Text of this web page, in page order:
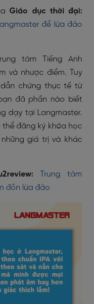
Giáo dục thời đại:
để lừa đảo
tâm Tiếng Anh
và nhược điểm. Tuy
chứng thực tế từ
đã phần nào biết
dạy tại Langmaster.
đăng ký khóa học
giá trị và khác
Trung tâm
đồn lừa đảo